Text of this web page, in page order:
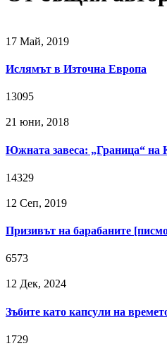
17 Май, 2019
Ислямът в Източна Европа
13095
21 юни, 2018
Южната завеса: „Граница“ на
14329
12 Сeп, 2019
Призивът на барабаните
6573
12 Дек, 2024
Зъбите като капсули на
1729